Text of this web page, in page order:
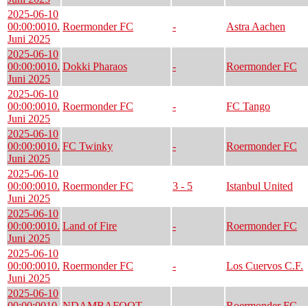
2025-06-10
00:00:0010.
Juni 2025
Roermonder FC - Astra Aachen
2025-06-10
00:00:0010.
Juni 2025
Dokki Pharaos - Roermonder FC
2025-06-10
00:00:0010.
Juni 2025
Roermonder FC - FC Tango
2025-06-10
00:00:0010.
Juni 2025
FC Twinky - Roermonder FC
2025-06-10
00:00:0010.
Juni 2025
Roermonder FC 3 - 5 Istanbul United
2025-06-10
00:00:0010.
Juni 2025
Land of Fire - Roermonder FC
2025-06-10
00:00:0010.
Juni 2025
Roermonder FC - Los Cuervos C.F.
2025-06-10